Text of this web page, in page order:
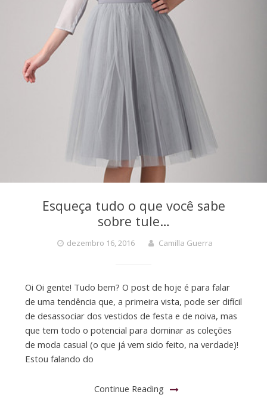
Esqueça tudo o que você sabe
sobre tule…
dezembro 16, 2016 Camilla Guerra
Oi Oi gente! Tudo bem? O post de hoje é para falar
de uma tendência que, a primeira vista, pode ser difícil
de desassociar dos vestidos de festa e de noiva, mas
que tem todo o potencial para dominar as coleções
de moda casual (o que já vem sido feito, na verdade)!
Estou falando do
Continue Reading